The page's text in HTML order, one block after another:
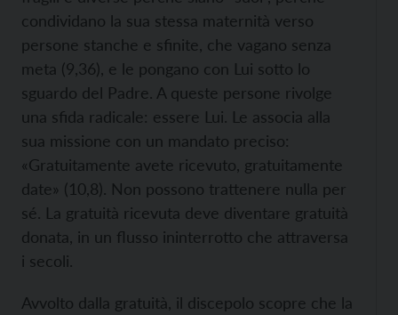
condividano la sua stessa maternità verso
persone stanche e sfinite, che vagano senza
meta (9,36), e le pongano con Lui sotto lo
sguardo del Padre. A queste persone rivolge
una sfida radicale: essere Lui. Le associa alla
sua missione con un mandato preciso:
«Gratuitamente avete ricevuto, gratuitamente
date» (10,8). Non possono trattenere nulla per
sé. La gratuità ricevuta deve diventare gratuità
donata, in un flusso ininterrotto che attraversa
i secoli.
Avvolto dalla gratuità, il discepolo scopre che la